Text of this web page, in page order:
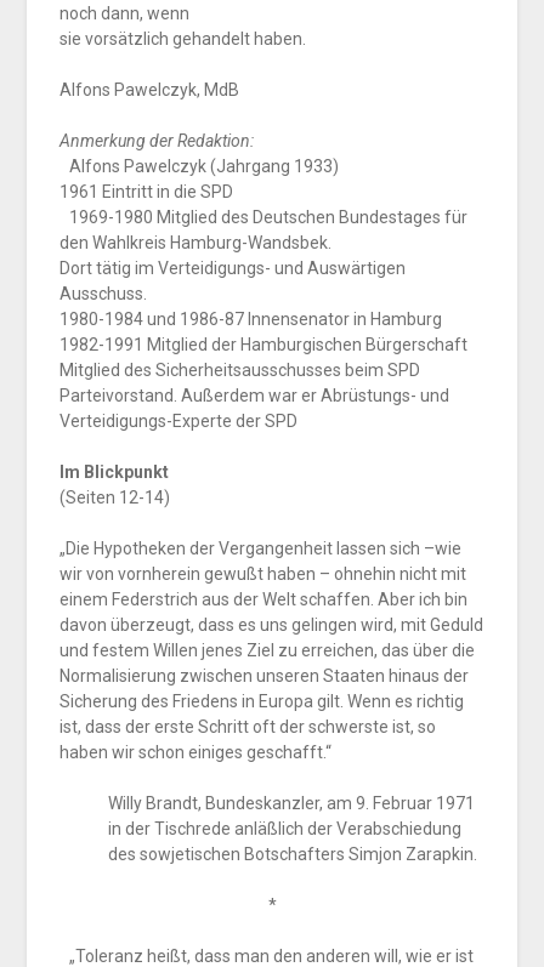
noch dann, wenn
sie vorsätzlich gehandelt haben.
Alfons Pawelczyk, MdB
Anmerkung der Redaktion:
Alfons Pawelczyk (Jahrgang 1933)
1961 Eintritt in die SPD
1969-1980 Mitglied des Deutschen Bundestages für
den Wahlkreis Hamburg-Wandsbek.
Dort tätig im Verteidigungs- und Auswärtigen
Ausschuss.
1980-1984 und 1986-87 Innensenator in Hamburg
1982-1991 Mitglied der Hamburgischen Bürgerschaft
Mitglied des Sicherheitsausschusses beim SPD
Parteivorstand. Außerdem war er Abrüstungs- und
Verteidigungs-Experte der SPD
Im Blickpunkt
(Seiten 12-14)
„Die Hypotheken der Vergangenheit lassen sich –wie
wir von vornherein gewußt haben – ohnehin nicht mit
einem Federstrich aus der Welt schaffen. Aber ich bin
davon überzeugt, dass es uns gelingen wird, mit Geduld
und festem Willen jenes Ziel zu erreichen, das über die
Normalisierung zwischen unseren Staaten hinaus der
Sicherung des Friedens in Europa gilt. Wenn es richtig
ist, dass der erste Schritt oft der schwerste ist, so
haben wir schon einiges geschafft.“
Willy Brandt, Bundeskanzler, am 9. Februar 1971
in der Tischrede anläßlich der Verabschiedung
des sowjetischen Botschafters Simjon Zarapkin.
*
„Toleranz heißt, dass man den anderen will, wie er ist